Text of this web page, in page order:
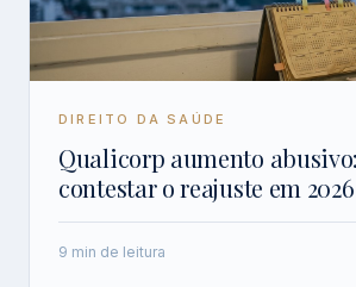
DIREITO DA SAÚDE
Qualicorp aumento
contestar o reajuste em 2026
9 min de leitura